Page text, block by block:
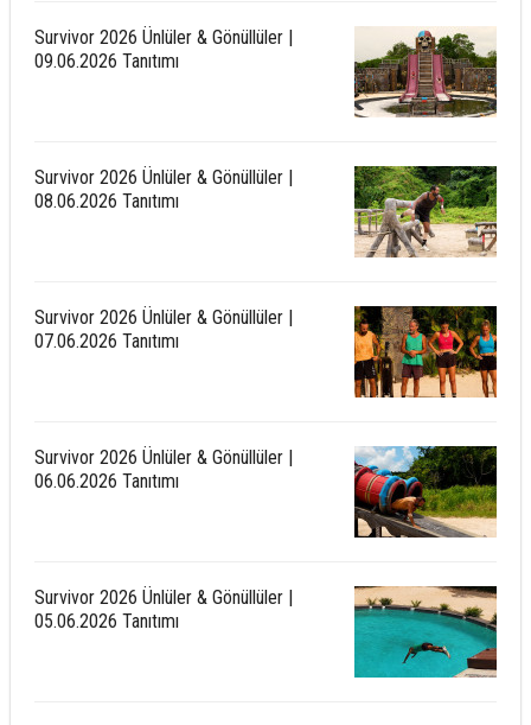
Survivor 2026 Ünlüler & Gönüllüler |
09.06.2026 Tanıtımı
Survivor 2026 Ünlüler & Gönüllüler |
08.06.2026 Tanıtımı
Survivor 2026 Ünlüler & Gönüllüler |
07.06.2026 Tanıtımı
Survivor 2026 Ünlüler & Gönüllüler |
06.06.2026 Tanıtımı
Survivor 2026 Ünlüler & Gönüllüler |
05.06.2026 Tanıtımı